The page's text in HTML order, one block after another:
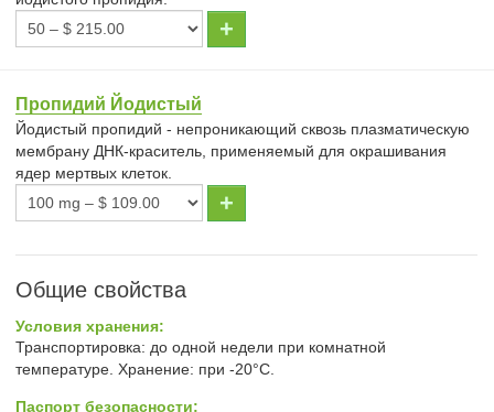
Пропидий Йодистый
Йодистый пропидий - непроникающий сквозь плазматическую
мембрану ДНК-краситель, применяемый для окрашивания
ядер мертвых клеток.
Общие свойства
Условия хранения:
Транспортировка: до одной недели при комнатной
температуре. Хранение: при -20°С.
Паспорт безопасности: